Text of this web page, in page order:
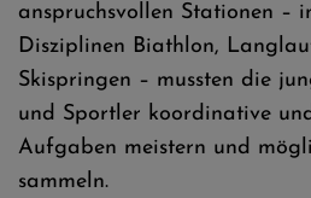
anspruchsvollen Stationen –
Disziplinen Biathlon,
Skispringen – mussten die
und Sportler koordinative
Aufgaben meistern und
sammeln.